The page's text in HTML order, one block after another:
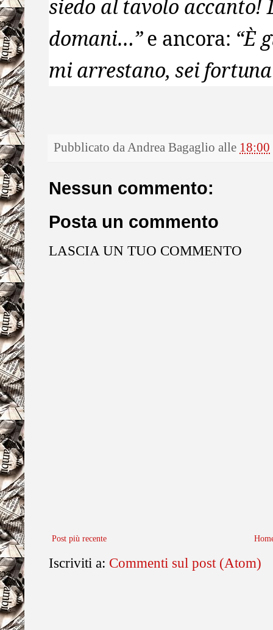
siedo al tavolo
domani…”e ancora: “È
mi arrestano, sei
Pubblicato daAndrea Bagaglio alle 18:00
Nessun commento:
Posta un commento
LASCIA UN TUO COMMENTO
Post più recente
Iscriviti a: Commenti sul post (Atom)